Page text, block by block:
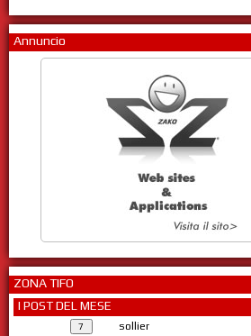
Annuncio
ZONA TIFO
I POST DEL MESE
sollier